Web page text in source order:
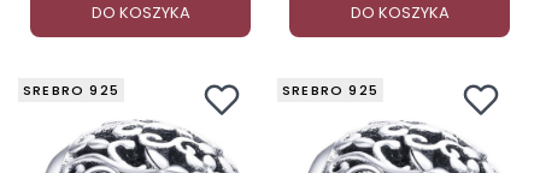
DO KOSZYKA DO KOSZYKA
SREBRO 925 SREBRO 925